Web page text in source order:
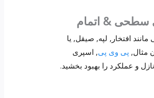
سطحی & اتمام
مانند افتخار, لپه, صیقل, یا
مثال, پی وی پی, اسپری
و عملکرد را بهبود بخشید.